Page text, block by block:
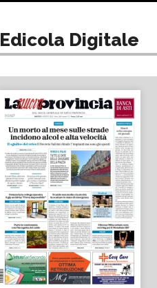
Edicola Digitale